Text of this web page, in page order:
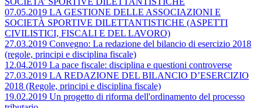
07.05.2019 LA GESTIONE DELLE ASSOCIAZIONI E
SOCIETÀ SPORTIVE DILETTANTISTICHE (ASPETTI
CIVILISTICI, FISCALI E DEL LAVORO)
27.03.2019 Convegno: La redazione del bilancio di esercizio 2018
(regole, principi e disciplina fiscale)
12.04.2019 La pace fiscale: disciplina e questioni controverse
27.03.2019 LA REDAZIONE DEL BILANCIO D’ESERCIZIO
2018 (Regole, principi e disciplina fiscale)
19.02.2019 Un progetto di riforma dell'ordinamento del processo